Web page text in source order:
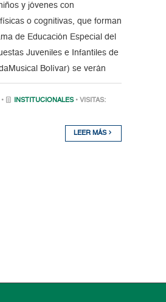
y jóvenes con
o cognitivas, que forman
de Educación Especial del
Juveniles e Infantiles de
Bolívar) se verán
INSTITUCIONALES • VISITAS:
LEER MÁS